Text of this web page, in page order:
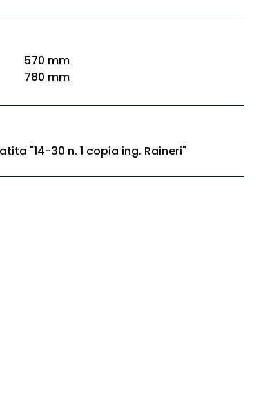
570 mm
780 mm
"14-30 n. 1 copia ing. Raineri"